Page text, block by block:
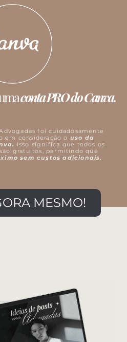
conta PRO do Canva.
foi cuidadosamente
em consideração o uso da
Isso significa que todos os
gratuitos, permitindo que
sem custos adicionais.
MESMO!